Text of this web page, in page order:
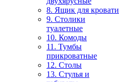
8. Ящик для кровати
9. Столики
туалетные
10. Комоды
11. Тумбы
прикроватные
12. Столы
13. Стулья и